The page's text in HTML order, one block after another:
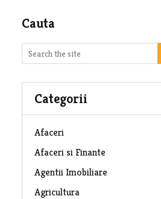
Cauta
Categorii
Afaceri
Afaceri si Finante
Agentii Imobiliare
Agricultura